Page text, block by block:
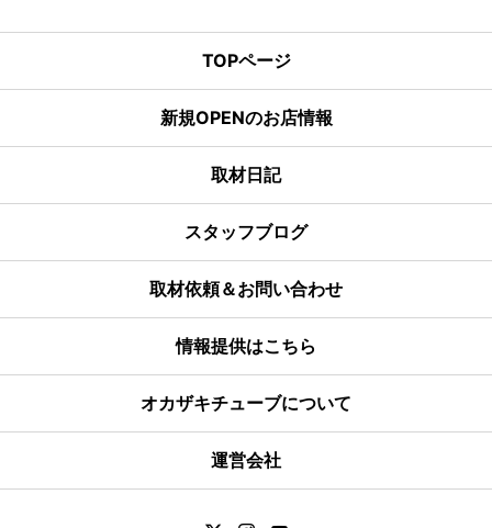
TOPページ
新規OPENのお店情報
取材日記
スタッフブログ
取材依頼＆お問い合わせ
情報提供はこちら
オカザキチューブについて
運営会社